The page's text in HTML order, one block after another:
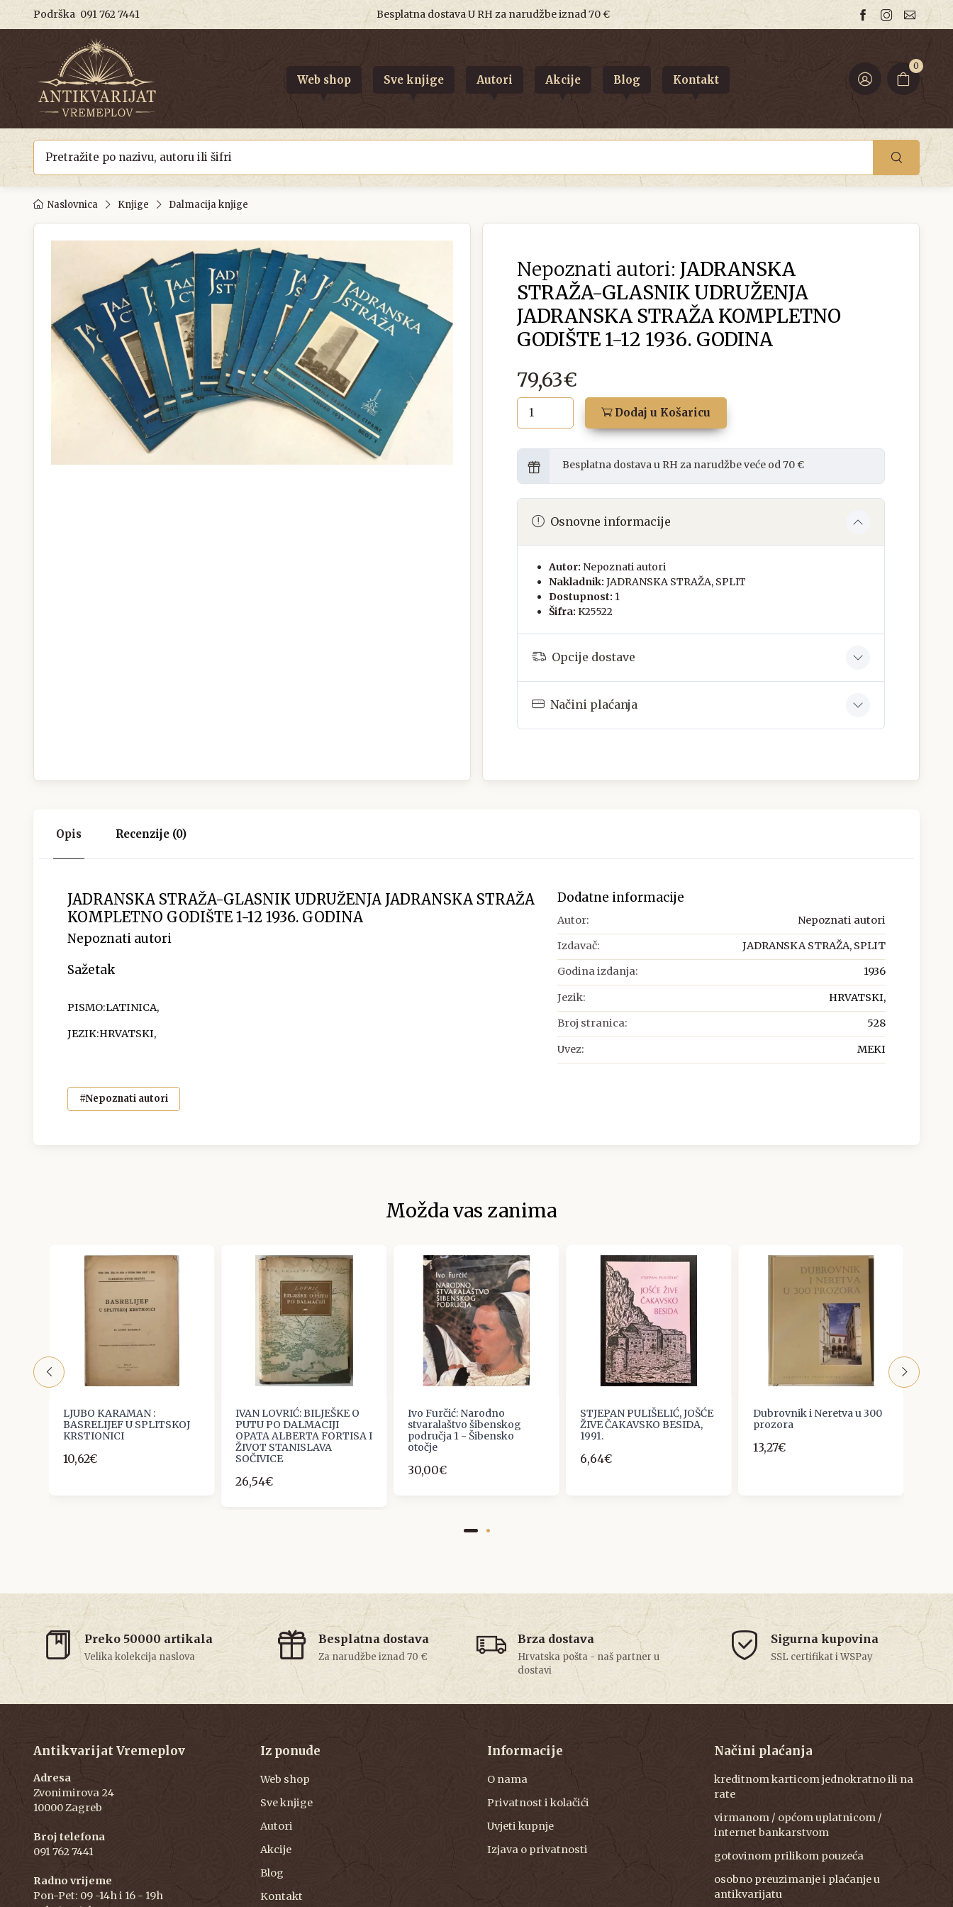
Podrška 091 762 7441 Besplatna dostava U RH za narudžbe iznad 70 €
0
Web shop Sve knjige Autori Akcije Blog Kontakt
Naslovnica Knjige Dalmacija knjige
Nepoznati autori: JADRANSKA
STRAŽA-GLASNIK UDRUŽENJA
JADRANSKA STRAŽA KOMPLETNO
GODIŠTE 1-12 1936. GODINA
79,63€
Dodaj u Košaricu
Besplatna dostava u RH za narudžbe veće od 70 €
Osnovne informacije
Autor: Nepoznati autori
Nakladnik: JADRANSKA STRAŽA, SPLIT
Dostupnost: 1
Šifra: K25522
Opcije dostave
Načini plaćanja
Opis Recenzije (0)
JADRANSKA STRAŽA-GLASNIK UDRUŽENJA JADRANSKA STRAŽA
KOMPLETNO GODIŠTE 1-12 1936. GODINA
Nepoznati autori
Sažetak
PISMO:LATINICA,
JEZIK:HRVATSKI,
#Nepoznati autori
Dodatne informacije
Autor: Nepoznati autori
Izdavač: JADRANSKA STRAŽA, SPLIT
Godina izdanja: 1936
Jezik: HRVATSKI,
Broj stranica: 528
Uvez: MEKI
Možda vas zanima
LJUBO KARAMAN :
BASRELIJEF U SPLITSKOJ
KRSTIONICI
10,62€
IVAN LOVRIĆ: BILJEŠKE O
PUTU PO DALMACIJI
OPATA ALBERTA FORTISA I
ŽIVOT STANISLAVA
SOČIVICE
26,54€
Ivo Furčić: Narodno
stvaralaštvo šibenskog
područja 1 - Šibensko
otočje
30,00€
STJEPAN PULIŠELIĆ, JOŠĆE
ŽIVE ČAKAVSKO BESIDA,
1991.
6,64€
Dubrovnik i Neretva u 300
prozora
13,27€
Preko 50000 artikala
Velika kolekcija naslova
Besplatna dostava
Za narudžbe iznad 70 €
Brza dostava
Hrvatska pošta - naš partner u
dostavi
Sigurna kupovina
SSL certifikat i WSPay
Antikvarijat Vremeplov
Adresa
Zvonimirova 24
10000 Zagreb
Broj telefona
091 762 7441
Radno vrijeme
Pon-Pet: 09 -14h i 16 - 19h
Iz ponude
Web shop
Sve knjige
Autori
Akcije
Blog
Kontakt
Informacije
O nama
Privatnost i kolačići
Uvjeti kupnje
Izjava o privatnosti
Načini plaćanja
kreditnom karticom jednokratno ili na
rate
virmanom / općom uplatnicom /
internet bankarstvom
gotovinom prilikom pouzeća
osobno preuzimanje i plaćanje u
antikvarijatu